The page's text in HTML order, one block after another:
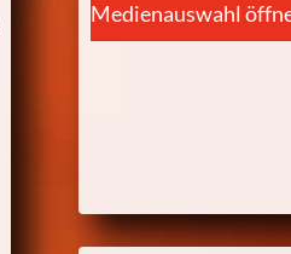
Medienauswahl